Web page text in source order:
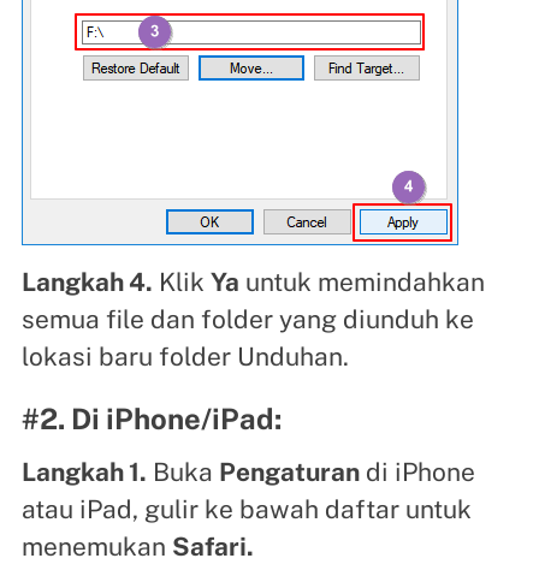
Langkah 4. Klik Ya untuk memindahkan
semua file dan folder yang diunduh ke
lokasi baru folder Unduhan.
#2. Di iPhone/iPad:
Langkah 1. Buka Pengaturandi iPhone
atau iPad, gulir ke bawah daftar untuk
menemukan Safari.